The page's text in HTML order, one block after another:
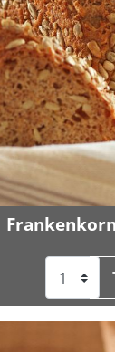
Frankenkorn